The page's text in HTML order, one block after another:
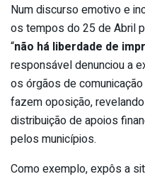
Num discurso emotivo e
os tempos do 25 de Abril
“não há liberdade de
responsável denunciou a
os órgãos de
fazem oposição,
distribuição de apoios
pelos municípios.
Como exemplo, expôs a